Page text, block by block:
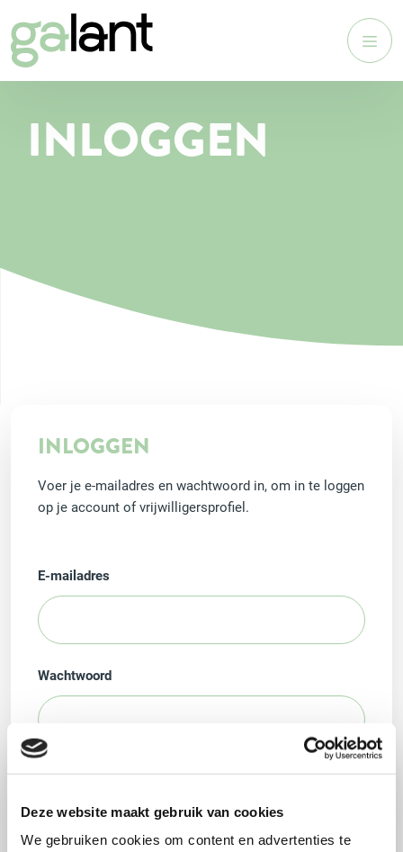
Deze website maakt gebruik van cookies
We gebruiken cookies om content en advertenties te
INLOGGEN
INLOGGEN
Voer je e-mailadres en wachtwoord in, om in te loggen
op je account of vrijwilligersprofiel.
E-mailadres
Wachtwoord